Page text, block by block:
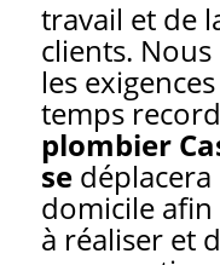
travail et de
clients.
les
temps
plombier
sedéplacera
domicile afin
à réaliser et